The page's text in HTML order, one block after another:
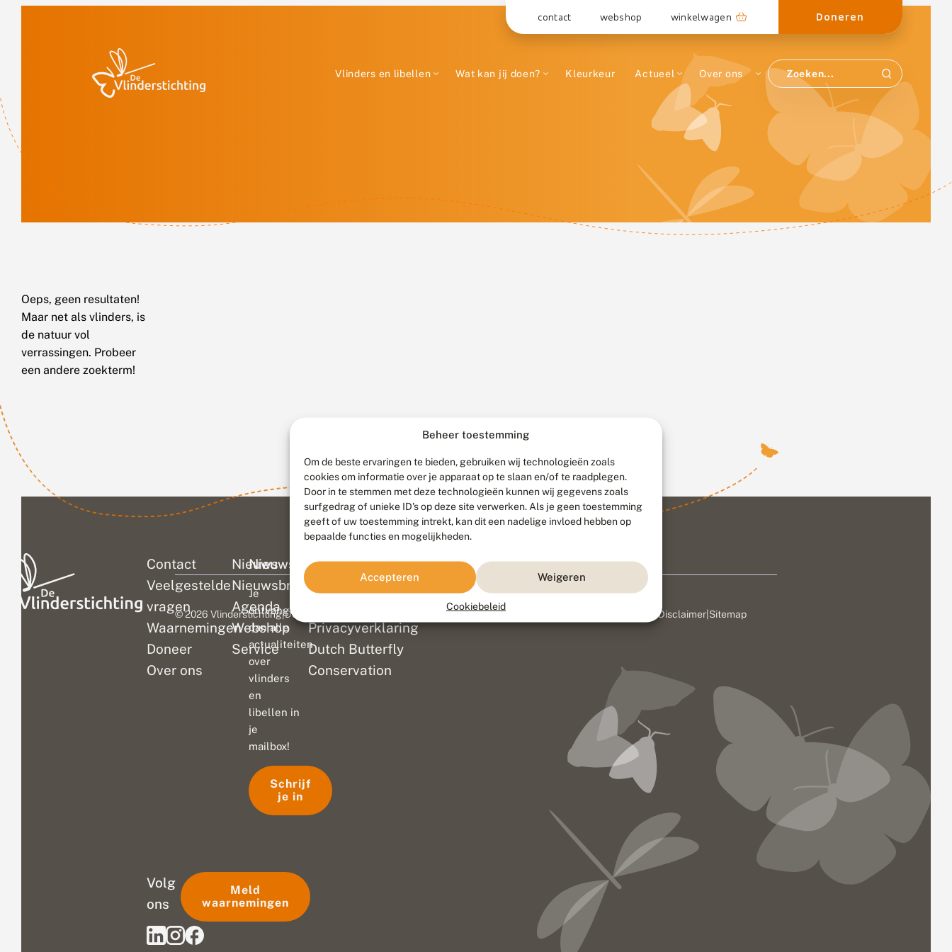
Beheer toestemming
Om de beste ervaringen te bieden, gebruiken wij technologieën zoals
cookies om informatie over je apparaat op te slaan en/of te raadplegen.
Door in te stemmen met deze technologieën kunnen wij gegevens zoals
surfgedrag of unieke ID's op deze site verwerken. Als je geen toestemming
geeft of uw toestemming intrekt, kan dit een nadelige invloed hebben op
bepaalde functies en mogelijkheden.
Accepteren Weigeren
Cookiebeleid
contact webshop winkelwagen Doneren
Vlinders en libellen Wat kan jij doen? Kleurkeur Actueel Over ons
Oeps, geen resultaten!
Maar net als vlinders, is
de natuur vol
verrassingen. Probeer
een andere zoekterm!
Contact
Veelgestelde
vragen
Waarnemingen
Doneer
Over ons
Nieuws
Nieuwsbrief
Agenda
Webshop
Service
Colofon
Disclaimer
Privacyverklaring
Dutch Butterfly
Conservation
Nieuwsbrief
Je
ontvangt
dan alle
actualiteiten
over
vlinders
en
libellen in
je
mailbox!
Schrijf
je in
Volg
ons
Meld
waarnemingen
© 2026 Vlinderstichting|Duurzaam ontwikkeld door Go2People, ontworpen door Disclaimer Sitemap